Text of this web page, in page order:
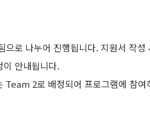
로 나누어 진행됩니다. 지원서 작성
안내됩니다.
2로 배정되어 프로그램에 참여